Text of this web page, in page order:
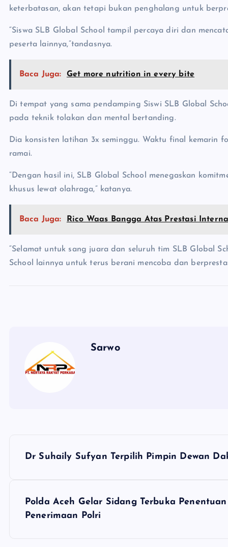
keterbatasan, akan tetapi bukan penghalang untuk
“Siswa SLB Global School tampil percaya diri dan
peserta lainnya,”tandasnya.
Baca Juga: Get more nutrition in every bite
Di tempat yang sama pendamping Siswi SLB Global
pada teknik tolakan dan mental bertanding.
Dia konsisten latihan 3x seminggu. Waktu final kemarin
ramai.
“Dengan hasil ini, SLB Global School menegaskan
khusus lewat olahraga,” katanya.
Baca Juga: Rico Waas Bangga Atas Prestasi
“Selamat untuk sang juara dan seluruh tim SLB Global
School lainnya untuk terus berani mencoba dan
Sarwo
Dr Suhaily Sufyan Terpilih Pimpin Dewan
Polda Aceh Gelar Sidang Terbuka
Penerimaan Polri